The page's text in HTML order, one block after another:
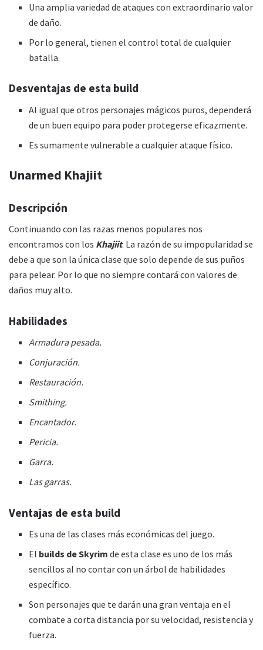
Una amplia variedad de ataques con extraordinario valor
de daño.
Por lo general, tienen el control total de cualquier
batalla.
Desventajas de esta build
Al igual que otros personajes mágicos puros, dependerá
de un buen equipo para poder protegerse eficazmente.
Es sumamente vulnerable a cualquier ataque físico.
Unarmed Khajiit
Descripción
Continuando con las razas menos populares nos
encontramos con los Khajiit. La razón de su impopularidad se
debe a que son la única clase que solo depende de sus puños
para pelear. Por lo que no siempre contará con valores de
daños muy alto.
Habilidades
Armadura pesada.
Conjuración.
Restauración.
Smithing.
Encantador.
Pericia.
Garra.
Las garras.
Ventajas de esta build
Es una de las clases más económicas del juego.
El builds de Skyrim de esta clase es uno de los más
sencillos al no contar con un árbol de habilidades
específico.
Son personajes que te darán una gran ventaja en el
combate a corta distancia por su velocidad, resistencia y
fuerza.